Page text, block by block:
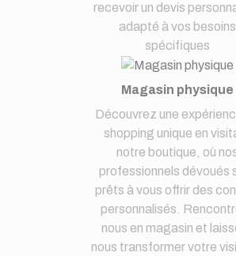
recevoir un devis
adapté à vos besoins
spécifiques
Magasin physique
Découvrez une
shopping unique en
notre boutique, où
professionnels dévoués
prêts à vous offrir des
personnalisés.
nous en magasin et
nous transformer votre